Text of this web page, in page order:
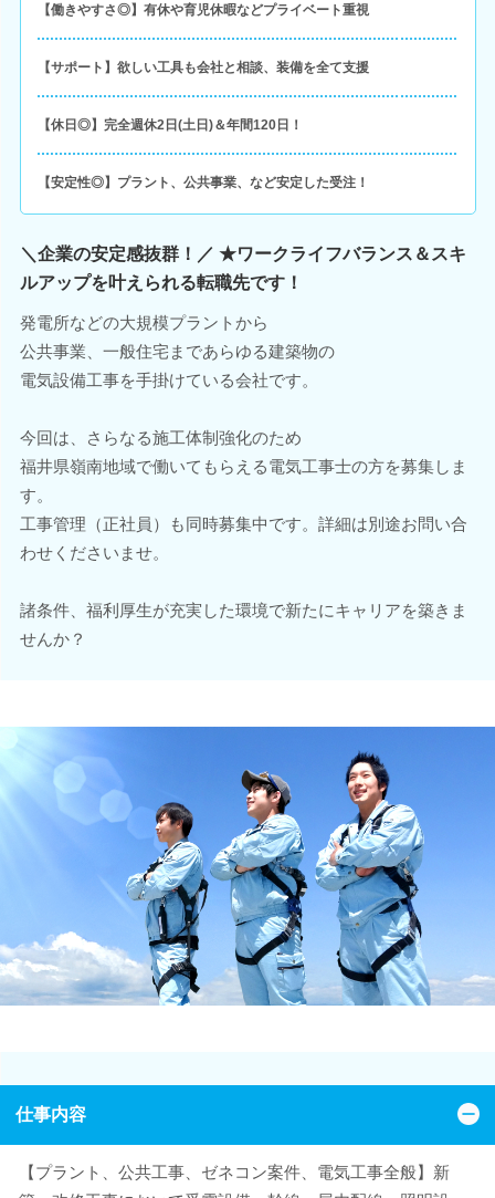
【働きやすさ◎】有休や育児休暇などプライベート重視
【サポート】欲しい工具も会社と相談、装備を全て支援
【休日◎】完全週休2日(土日)＆年間120日！
【安定性◎】プラント、公共事業、など安定した受注！
＼企業の安定感抜群！／ ★ワークライフバランス＆スキ
ルアップを叶えられる転職先です！
発電所などの大規模プラントから
公共事業、一般住宅まであらゆる建築物の
電気設備工事を手掛けている会社です。
今回は、さらなる施工体制強化のため
福井県嶺南地域で働いてもらえる電気工事士の方を募集しま
す。
工事管理（正社員）も同時募集中です。詳細は別途お問い合
わせくださいませ。
諸条件、福利厚生が充実した環境で新たにキャリアを築きま
せんか？
仕事内容
【プラント、公共工事、ゼネコン案件、電気工事全般】新